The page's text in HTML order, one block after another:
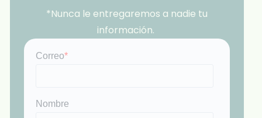
*Nunca le entregaremos a nadie tu
información.